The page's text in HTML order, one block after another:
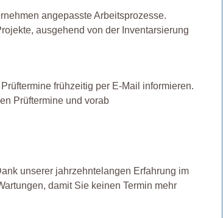
angepasste Arbeitsprozesse.
ausgehend von der Inventarsierung
frühzeitig per E-Mail informieren.
Prüftermine und vorab
unserer jahrzehntelangen Erfahrung im
damit Sie keinen Termin mehr